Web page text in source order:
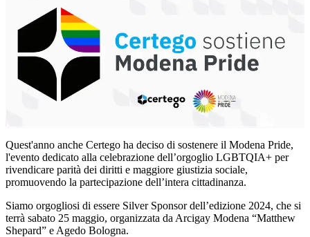
Quest'anno anche Certego ha deciso di sostenere il Modena Pride,
l'evento dedicato alla celebrazione dell’orgoglio LGBTQIA+ per
rivendicare parità dei diritti e maggiore giustizia sociale,
promuovendo la partecipazione dell’intera cittadinanza.
Siamo orgogliosi di essere Silver Sponsor dell’edizione 2024, che si
terrà sabato 25 maggio, organizzata da Arcigay Modena “Matthew
Shepard” e Agedo Bologna.